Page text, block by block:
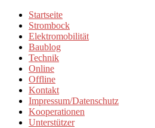
Startseite
Strombock
Elektromobilität
Baublog
Technik
Online
Offline
Kontakt
Impressum/Datenschutz
Kooperationen
Unterstützer